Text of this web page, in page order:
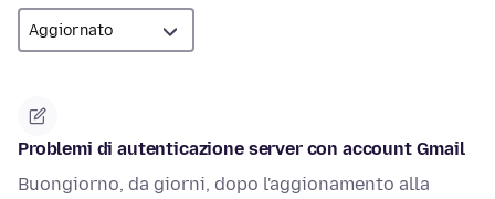
Problemi di autenticazione server con account Gmail
Buongiorno, da giorni, dopo l'aggionamento alla